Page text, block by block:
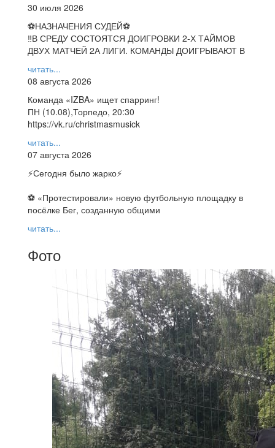
30 июля 2026
⚽НАЗНАЧЕНИЯ СУДЕЙ⚽
‼В СРЕДУ СОСТОЯТСЯ ДОИГРОВКИ 2-Х ТАЙМОВ
ДВУХ МАТЧЕЙ 2А ЛИГИ. КОМАНДЫ ДОИГРЫВАЮТ В
читать...
08 августа 2026
Команда «IZBA» ищет спарринг!
ПН (10.08),Торпедо, 20:30
https://vk.ru/christmasmusick
читать...
07 августа 2026
⚡️Сегодня было жарко⚡️
⚽ ️«Протестировали» новую футбольную площадку в
посёлке Бег, созданную общими
читать...
Фото